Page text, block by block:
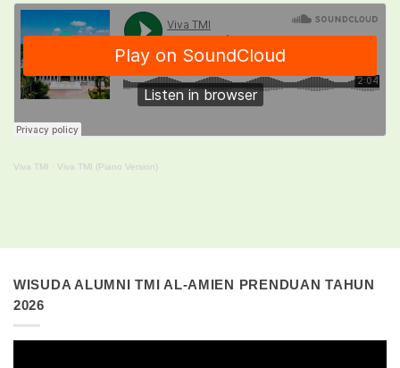
Viva TMI · Viva TMI (Piano Version)
WISUDA ALUMNI TMI AL-AMIEN PRENDUAN TAHUN
2026